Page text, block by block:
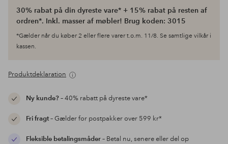
30% rabat på din dyreste vare* + 15% rabat på resten af
ordren*. Inkl. masser af møbler! Brug koden: 3015
*Gælder når du køber 2 eller flere varer t.o.m. 11/8. Se samtlige vilkår i
kassen.
Produktdeklaration
Ny kunde?– 40% rabatt på dyreste vare*
Fri fragt– Gælder for postpakker over 599 kr*
Fleksible betalingsmåder– Betal nu, senere eller del op